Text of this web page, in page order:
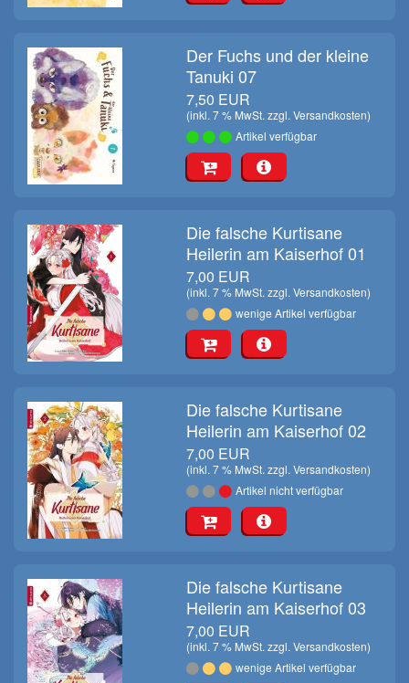
Der Fuchs und der kleine
Tanuki 07
7,50 EUR
(inkl. 7 % MwSt. zzgl.Versandkosten)
Artikel verfügbar
Die falsche Kurtisane
Heilerin am Kaiserhof 01
7,00 EUR
(inkl. 7 % MwSt. zzgl.Versandkosten)
wenige Artikel verfügbar
Die falsche Kurtisane
Heilerin am Kaiserhof 02
7,00 EUR
(inkl. 7 % MwSt. zzgl.Versandkosten)
Artikel nicht verfügbar
Die falsche Kurtisane
Heilerin am Kaiserhof 03
7,00 EUR
(inkl. 7 % MwSt. zzgl.Versandkosten)
wenige Artikel verfügbar